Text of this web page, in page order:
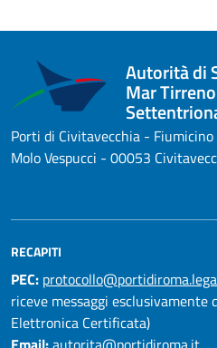
Autorità di
Mar
Porti di Civitavecchia -
Molo Vespucci - 00053
RECAPITI
PEC:
riceve messaggi esclusivamente
Elettronica Certificata)